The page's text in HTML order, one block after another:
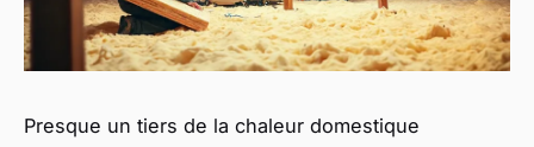
Presque un tiers de la chaleur domestique